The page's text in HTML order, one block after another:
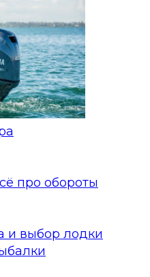
про обороты